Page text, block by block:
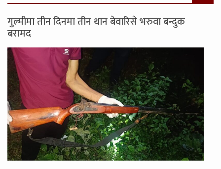
गुल्मीमा तीन दिनमा तीन थान बेवारिसे भरुवा बन्दुक
बरामद